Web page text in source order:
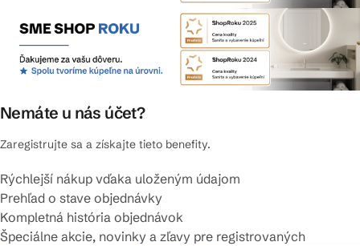
Nemáte u nás účet?
Zaregistrujte sa a získajte tieto benefity.
Rýchlejší nákup vďaka uloženým údajom
Prehľad o stave objednávky
Kompletná história objednávok
Špeciálne akcie, novinky a zľavy pre registrovaných